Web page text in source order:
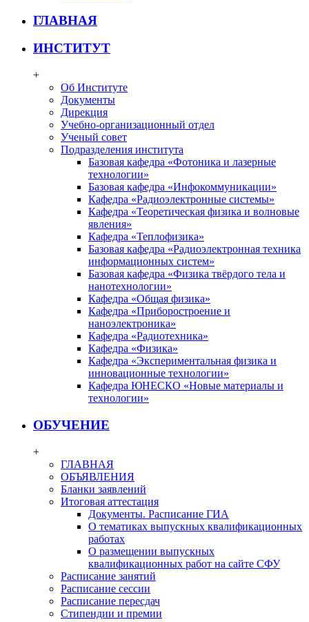
ГЛАВНАЯ
ИНСТИТУТ
+
Об Институте
Документы
Дирекция
Учебно-организационный отдел
Ученый совет
Подразделения института
Базовая кафедра «Фотоника и лазерные
технологии»
Базовая кафедра «Инфокоммуникации»
Кафедра «Радиоэлектронные системы»
Кафедра «Теоретическая физика и волновые
явления»
Кафедра «Теплофизика»
Базовая кафедра «Радиоэлектронная техника
информационных систем»
Базовая кафедра «Физика твёрдого тела и
нанотехнологии»
Кафедра «Общая физика»
Кафедра «Приборостроение и
наноэлектроника»
Кафедра «Радиотехника»
Кафедра «Физика»
Кафедра «Экспериментальная физика и
инновационные технологии»
Кафедра ЮНЕСКО «Новые материалы и
технологии»
ОБУЧЕНИЕ
+
ГЛАВНАЯ
ОБЪЯВЛЕНИЯ
Бланки заявлений
Итоговая аттестация
Документы. Расписание ГИА
О тематиках выпускных квалификационных
работах
О размещении выпускных
квалификационных работ на сайте СФУ
Расписание занятий
Расписание сессии
Расписание пересдач
Стипендии и премии